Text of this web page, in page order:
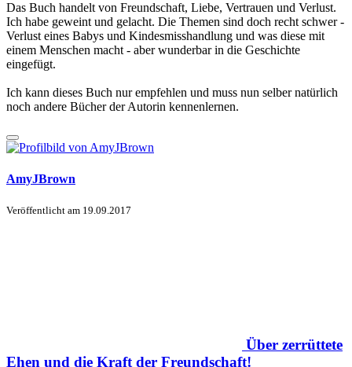
Das Buch handelt von Freundschaft, Liebe, Vertrauen und Verlust.
Ich habe geweint und gelacht. Die Themen sind doch recht schwer -
Verlust eines Babys und Kindesmisshandlung und was diese mit
einem Menschen macht - aber wunderbar in die Geschichte
eingefügt.
Ich kann dieses Buch nur empfehlen und muss nun selber natürlich
noch andere Bücher der Autorin kennenlernen.
AmyJBrown
Veröffentlicht am 19.09.2017
Über zerrüttete
Ehen und die Kraft der Freundschaft!